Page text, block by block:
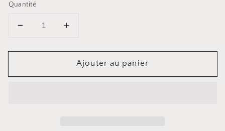
Quantité
Diminuer
quantité
Ensemble
Augmenter
quantité
pour
Ensemble
Ajouter au panier